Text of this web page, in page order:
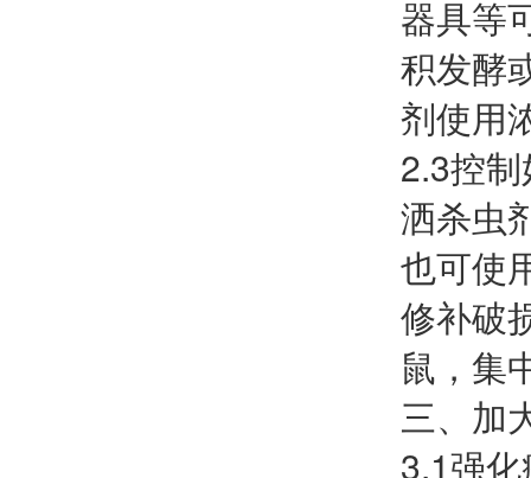
器具等
积发酵
剂使用
2.3控
洒杀虫
也可使
修补破
鼠，集
三、加
3.1强